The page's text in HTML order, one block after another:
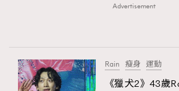
Paris
Advertisement
Rain 瘦身 運動
《獵犬2》43歲